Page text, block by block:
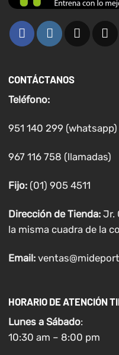
CONTÁCTANOS
Teléfono:
951 140 299 (whatsapp)
967 116 758 (llamadas)
Fijo:(01) 905 4511
Dirección de Tienda: Jr.
la misma cuadra de la
Email:
HORARIO DE ATENCIÓN
Lunes a Sábado:
10:30 am – 8:00 pm